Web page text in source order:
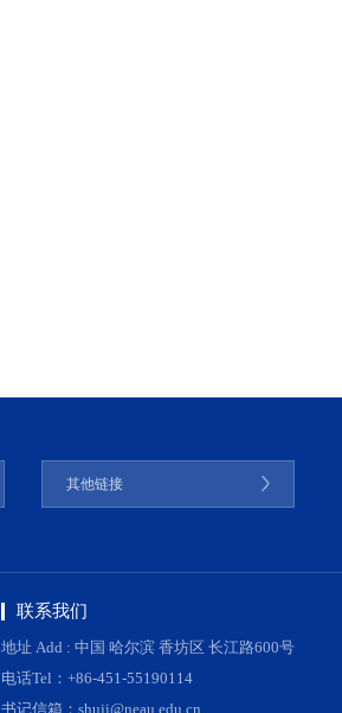
其他链接
联系我们
地址 Add : 中国 哈尔滨 香坊区 长江路600号
电话Tel：+86-451-55190114
书记信箱：shuji@neau.edu.cn